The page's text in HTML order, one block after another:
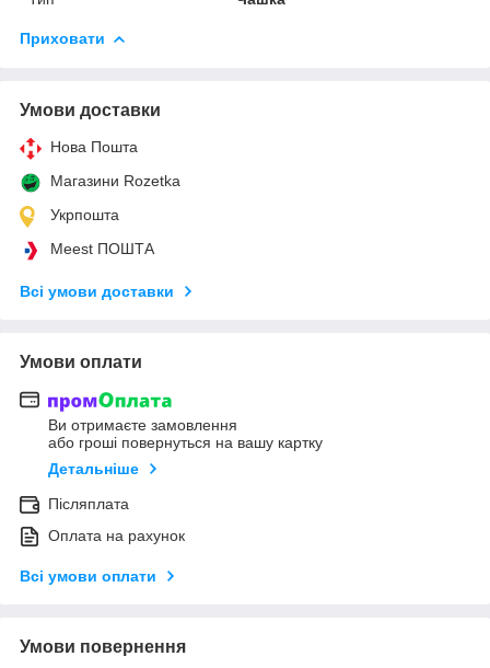
Приховати
Умови доставки
Нова Пошта
Магазини Rozetka
Укрпошта
Meest ПОШТА
Всі умови доставки
Умови оплати
Ви отримаєте замовлення
або гроші повернуться на вашу картку
Детальніше
Післяплата
Оплата на рахунок
Всі умови оплати
Умови повернення